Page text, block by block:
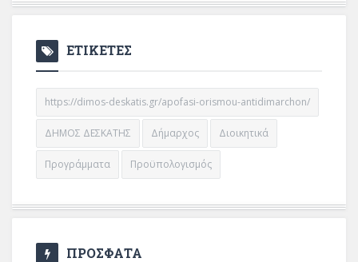
ΕΤΙΚΕΤΕΣ
https://dimos-deskatis.gr/apofasi-orismou-antidimarchon/
ΔΗΜΟΣ ΔΕΣΚΑΤΗΣ Δήμαρχος Διοικητικά
Προγράμματα Προϋπολογισμός
ΠΡΟΣΦΑΤΑ